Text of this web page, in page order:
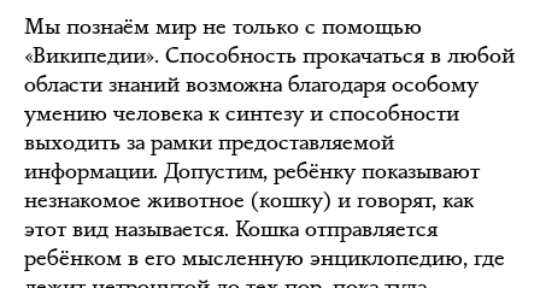
Мы познаём мир не только с помощью
«Википедии». Способность прокачаться в любой
области знаний возможна благодаря особому
умению человека к синтезу и способности
выходить за рамки предоставляемой
информации. Допустим, ребёнку показывают
незнакомое животное (кошку) и говорят, как
этот вид называется. Кошка отправляется
ребёнком в его мысленную энциклопедию, где